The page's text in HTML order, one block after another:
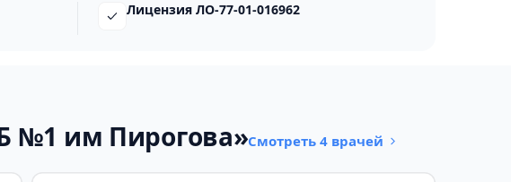
Лицензия ЛО-77-01-016962
№1 им Пирогова»Смотреть 4 врачей